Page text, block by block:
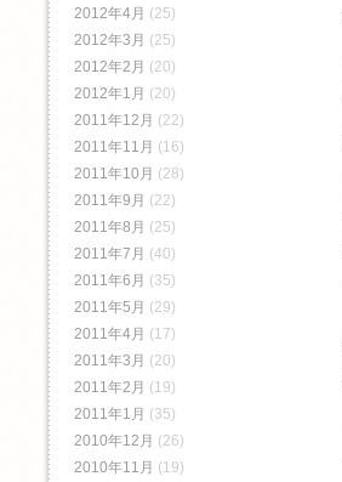
2012年4月 (25)
2012年3月 (25)
2012年2月 (20)
2012年1月 (20)
2011年12月 (22)
2011年11月 (16)
2011年10月 (28)
2011年9月 (22)
2011年8月 (25)
2011年7月 (40)
2011年6月 (35)
2011年5月 (29)
2011年4月 (17)
2011年3月 (20)
2011年2月 (19)
2011年1月 (35)
2010年12月 (26)
2010年11月 (19)